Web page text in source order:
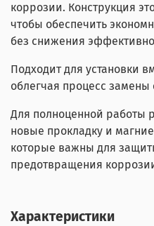
коррозии. Конструкция
чтобы обеспечить
без снижения
Подходит для установки
облегчая процесс
Для полноценной работы
новые прокладку и
которые важны для
предотвращения
Характеристики